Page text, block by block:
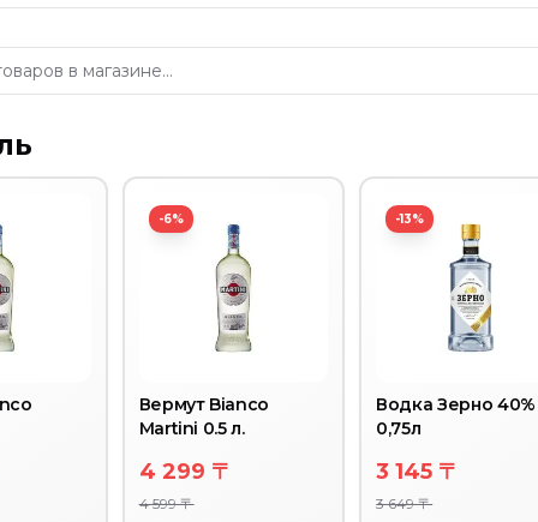
1Л
12% 1Л
-6%
Вермут Bianco
Martini 0.5 л.
4 299 〒
4 599 〒
-13%
Водка Зерно 40%
0,75л
3 145 〒
3 649 〒